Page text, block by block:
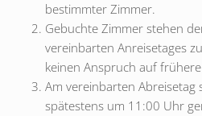
bestimmter Zimmer.
Gebuchte Zimmer stehen
vereinbarten Anreisetages
keinen Anspruch auf
Am vereinbarten Abreisetag
spätestens um 11:00 Uhr